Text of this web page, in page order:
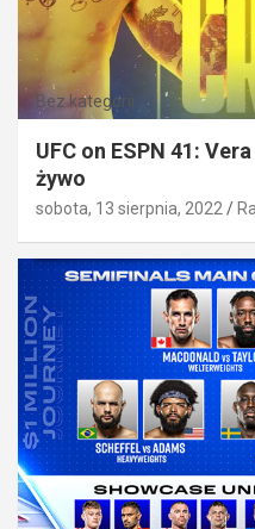
Bez kategorii
UFC on ESPN 41:
żywo
sobota, 13 sierpnia, 2022